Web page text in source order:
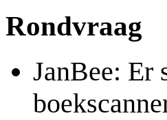
Rondvraag
JanBee: Er